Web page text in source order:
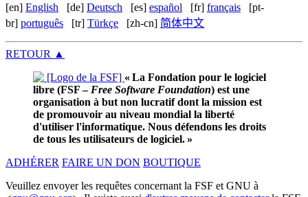
[en] English [de] Deutsch [es] español [fr] français
[pt-
br] português [tr] Türkçe [zh-cn] 简体中文
RETOUR ▲
« La Fondation pour le logiciel
libre (FSF – Free Software Foundation) est une
organisation à but non lucratif dont la mission est
de promouvoir au niveau mondial la liberté
d'utiliser l'informatique. Nous défendons les droits
de tous les utilisateurs de logiciel. »
ADHÉRER FAIRE UN DON BOUTIQUE
Veuillez envoyer les requêtes concernant la FSF et GNU à